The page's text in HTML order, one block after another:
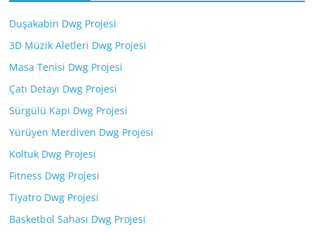
Duşakabin Dwg Projesi
3D Müzik Aletleri Dwg Projesi
Masa Tenisi Dwg Projesi
Çatı Detayı Dwg Projesi
Sürgülü Kapı Dwg Projesi
Yürüyen Merdiven Dwg Projesi
Koltuk Dwg Projesi
Fitness Dwg Projesi
Tiyatro Dwg Projesi
Basketbol Sahası Dwg Projesi